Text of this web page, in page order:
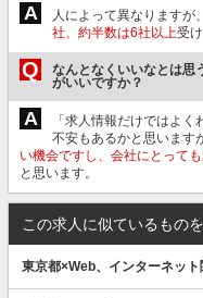
A 人によって異なりますが、
社、約半数は6社以上受
Q
なんとなくいいなとは思
がいいですか？
A
「求人情報だけではよ
不安もあるかと思います
い機会ですし、会社にとって
と思います。
この求人に似ているもの
東京都×Web、インターネット